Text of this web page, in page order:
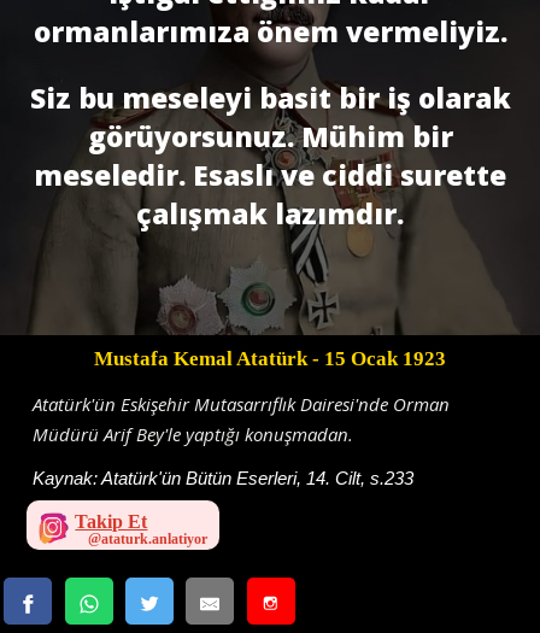
ormanlarımıza önem vermeliyiz.
Siz bu meseleyi basit bir iş olarak
görüyorsunuz. Mü­him bir
meseledir. Esaslı ve ciddi surette
çalışmak lazımdır.
Mustafa Kemal Atatürk - 15 Ocak 1923
Atatürk'ün Eskişehir Mutasarrıflık Dairesi'nde Orman
Müdürü Arif Bey'le yaptığı konuşmadan.
Kaynak:Atatürk'ün Bütün Eserleri, 14. Cilt, s.233
Takip Et